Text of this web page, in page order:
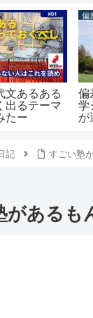
文あるある
出るテーマ
たー
偏
学
が
記 すごい塾
あるも